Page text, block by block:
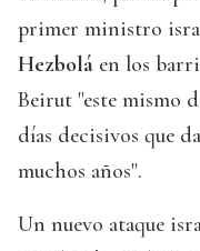
primer ministro
Hezbolá en los
Beirut "este mismo
días decisivos que
muchos años".
Un nuevo ataque